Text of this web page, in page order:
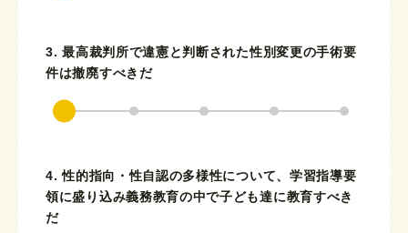
3. 最高裁判所で違憲と判断された性別変更の手術要
件は撤廃すべきだ
4. 性的指向・性自認の多様性について、学習指導要
領に盛り込み義務教育の中で子ども達に教育すべき
だ